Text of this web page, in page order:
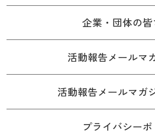
企業・団体の
活動報告メールマ
活動報告メールマガ
プライバシー